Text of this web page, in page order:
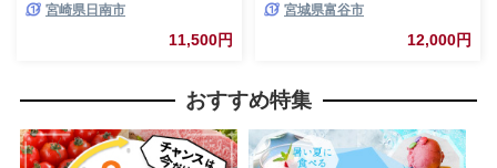
しささみ 小分け 便利 食べ比べ
おかず お弁当 おつまみ 食品 真
空パック 焼肉 万能食材 からあ
南市 宮崎県 送料無料_BAV13-
宮崎県日南市
11,500円
[0256]宮城県富谷市
12,000円
おすすめ特集